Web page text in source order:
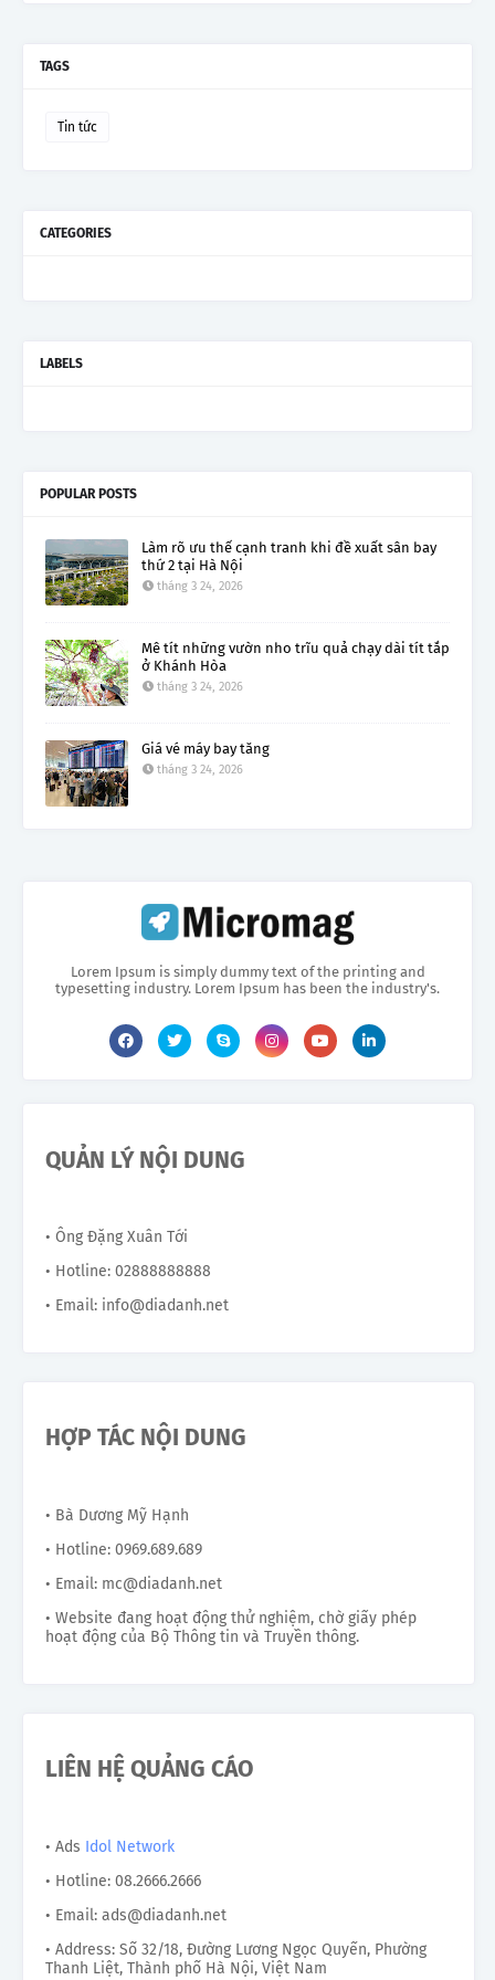
TAGS
Tin tức
CATEGORIES
LABELS
POPULAR POSTS
Làm rõ ưu thế cạnh tranh khi đề xuất sân bay
thứ 2 tại Hà Nội
tháng 3 24, 2026
Mê tít những vườn nho trĩu quả chạy dài tít tắp
ở Khánh Hòa
tháng 3 24, 2026
Giá vé máy bay tăng
tháng 3 24, 2026
Lorem Ipsum is simply dummy text of the printing and
typesetting industry. Lorem Ipsum has been the industry's.
QUẢN LÝ NỘI DUNG
• Ông Đặng Xuân Tới
• Hotline: 02888888888
• Email: info@diadanh.net
HỢP TÁC NỘI DUNG
• Bà Dương Mỹ Hạnh
• Hotline: 0969.689.689
• Email: mc@diadanh.net
• Website đang hoạt động thử nghiệm, chờ giấy phép
hoạt động của Bộ Thông tin và Truyền thông.
LIÊN HỆ QUẢNG CÁO
• Ads Idol Network
• Hotline: 08.2666.2666
• Email: ads@diadanh.net
• Address: Số 32/18, Đường Lương Ngọc Quyến, Phường
Thanh Liệt, Thành phố Hà Nội, Việt Nam